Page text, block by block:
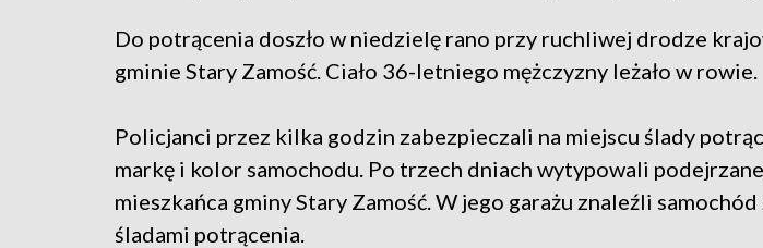
Do potrącenia doszło w niedzielę rano przy ruchliwej drodze
gminie Stary Zamość. Ciało 36-letniego mężczyzny leżało w rowie.
Policjanci przez kilka godzin zabezpieczali na miejscu ślady
markę i kolor samochodu. Po trzech dniach wytypowali
mieszkańca gminy Stary Zamość. W jego garażu znaleźli
śladami potrącenia.